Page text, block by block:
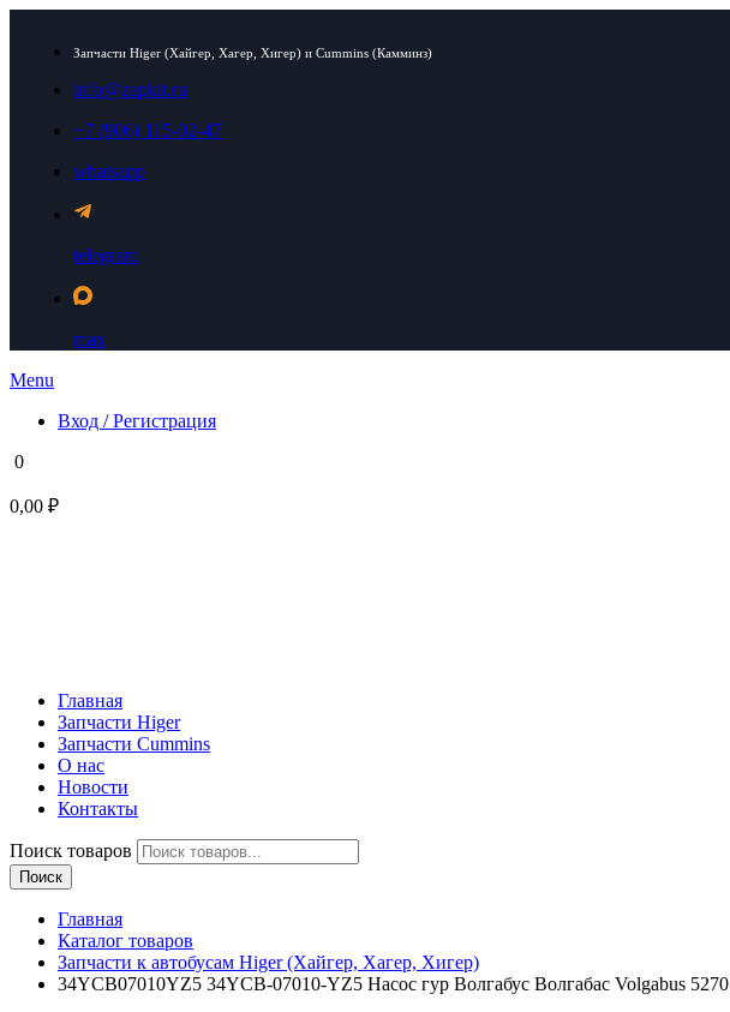
Запчасти Higer (Хайгер, Хагер, Хигер) и Cummins (Камминз)
info@zapkit.ru
+7 (906) 115-02-47
whatsapp
telegram
max
Menu
Вход / Регистрация
0
0,00 ₽
Главная
Запчасти Higer
Запчасти Cummins
О нас
Новости
Контакты
Поиск товаров
Поиск
Главная
Каталог товаров
Запчасти к автобусам Higer (Хайгер, Хагер, Хигер)
34YCB07010YZ5 34YCB-07010-YZ5 Насос гур Волгабус Волгабас Volgabus 5270